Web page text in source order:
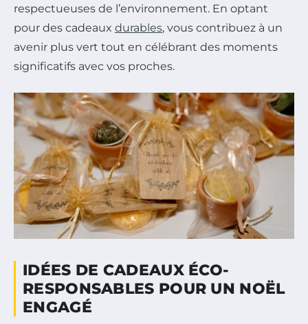
respectueuses de l’environnement. En optant
pour des cadeaux durables, vous contribuez à un
avenir plus vert tout en célébrant des moments
significatifs avec vos proches.
IDÉES DE CADEAUX ÉCO-
RESPONSABLES POUR UN NOËL
ENGAGÉ